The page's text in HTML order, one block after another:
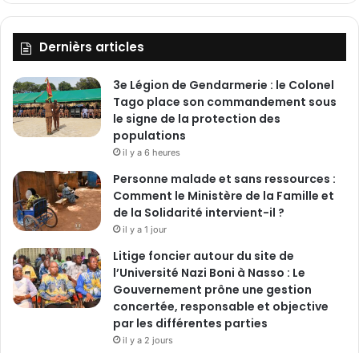
Dernièrs articles
3e Légion de Gendarmerie : le Colonel
Tago place son commandement sous
le signe de la protection des
populations
il y a 6 heures
Personne malade et sans ressources :
Comment le Ministère de la Famille et
de la Solidarité intervient-il ?
il y a 1 jour
Litige foncier autour du site de
l’Université Nazi Boni à Nasso : Le
Gouvernement prône une gestion
concertée, responsable et objective
par les différentes parties
il y a 2 jours